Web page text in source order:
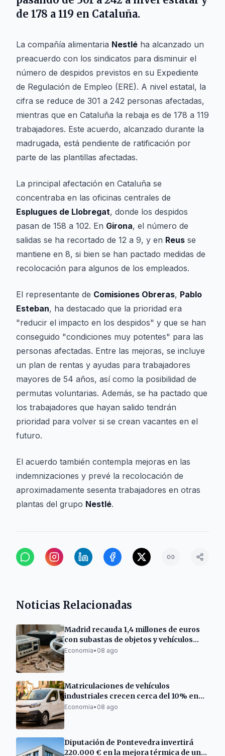
de 178 a 119 en Cataluña.
La compañía alimentaria Nestlé ha alcanzado un
preacuerdo con los sindicatos para disminuir el
número de despidos previstos en su Expediente
de Regulación de Empleo (ERE). A nivel estatal, la
cifra se reduce de 301 a 242 personas afectadas,
mientras que en Cataluña la rebaja es de 178 a 119
trabajadores. Este acuerdo, alcanzado durante la
madrugada, está pendiente de ratificación por
parte de las plantillas afectadas.
La principal afectación en Cataluña se
concentraba en las oficinas centrales de
Esplugues de Llobregat, donde los despidos
pasan de 158 a 102. En Girona, el número de
salidas se ha recortado de 12 a 9, y en Reus se
mantiene en 8, si bien se han pactado medidas de
recolocación para algunos de los empleados.
El representante de Comisiones Obreras, Pablo
Esteban, ha destacado que la prioridad era
"reducir el impacto en los despidos" y que se han
conseguido "condiciones muy potentes" para las
personas afectadas. Entre las mejoras, se incluye
un plan de rentas y ayudas para trabajadores
mayores de 54 años, así como la posibilidad de
permutas voluntarias. Además, se ha pactado que
los trabajadores que hayan salido tendrán
prioridad para volver si se crean vacantes en el
futuro.
El acuerdo también contempla mejoras en las
indemnizaciones y prevé la recolocación de
aproximadamente sesenta trabajadores en otras
plantas del grupo Nestlé.
Noticias Relacionadas
Madrid recauda 1,4 millones de euros
con subastas de objetos y vehículos
municipales
Economía• 08 ago
Matriculaciones de vehículos
industriales crecen cerca del 10% en
Cataluña
Economía• 08 ago
Diputación de Pontevedra invertirá
220.000 € en la mejora térmica de un